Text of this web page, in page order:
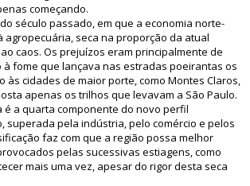
começando.
século passado, em que a economia norte-
agropecuária, seca na proporção da atual
caos. Os prejuízos eram principalmente de
à fome que lançava nas estradas poeirantas os
às cidades de maior porte, como Montes Claros,
apenas os trilhos que levavam a São Paulo.
é a quarta componente do novo perfil
superada pela indústria, pelo comércio e pelos
faz com que a região possa melhor
pelas sucessivas estiagens, como
mais uma vez, apesar do rigor desta seca